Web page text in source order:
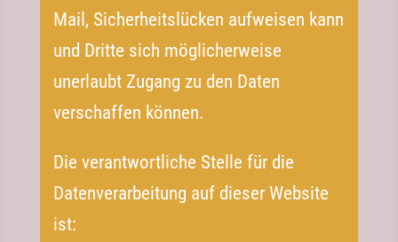
Mail, Sicherheitslücken aufweisen kann
und Dritte sich möglicherweise
unerlaubt Zugang zu den Daten
verschaffen können.
Die verantwortliche Stelle für die
Datenverarbeitung auf dieser Website
ist: